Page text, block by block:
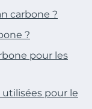
carbone ?
?
pour les
pour le